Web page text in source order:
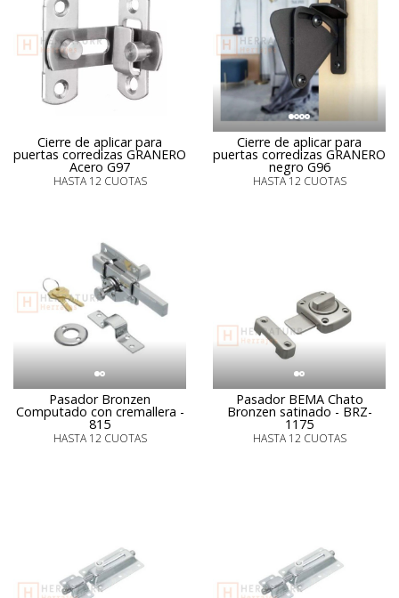
Cierre de aplicar para
puertas corredizas GRANERO
Acero G97
HASTA 12 CUOTAS
Cierre de aplicar para
puertas corredizas GRANERO
negro G96
HASTA 12 CUOTAS
Pasador Bronzen
Computado con cremallera -
815
HASTA 12 CUOTAS
Pasador BEMA Chato
Bronzen satinado - BRZ-
1175
HASTA 12 CUOTAS